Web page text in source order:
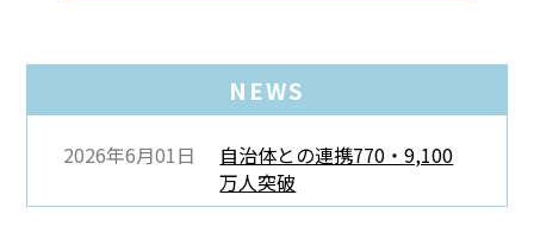
NEWS
2026年6月01日
自治体との連携770・9,100
万人突破